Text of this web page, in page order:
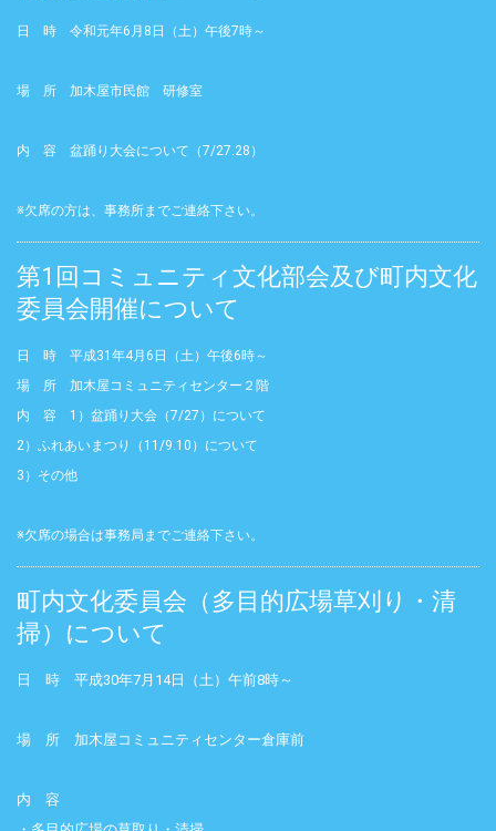
日 時 令和元年6月8日（土）午後7時～
場 所 加木屋市民館 研修室
内 容 盆踊り大会について（7/27.28）
※欠席の方は、事務所までご連絡下さい。
第1回コミュニティ文化部会及び町内文化
委員会開催について
日 時 平成31年4月6日（土）午後6時～
場 所 加木屋コミュニティセンター２階
内 容 1）盆踊り大会（7/27）について
2）ふれあいまつり（11/9.10）について
3）その他
※欠席の場合は事務局までご連絡下さい。
町内文化委員会（多目的広場草刈り・清
掃）について
日 時 平成30年7月14日（土）午前8時～
場 所 加木屋コミュニティセンター倉庫前
内 容